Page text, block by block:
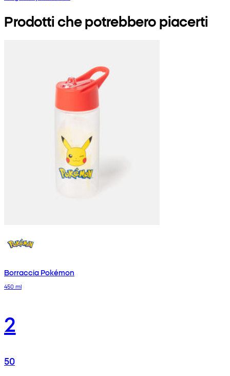
Prodotti che potrebbero piacerti
Borraccia Pokémon
450 ml
2
50